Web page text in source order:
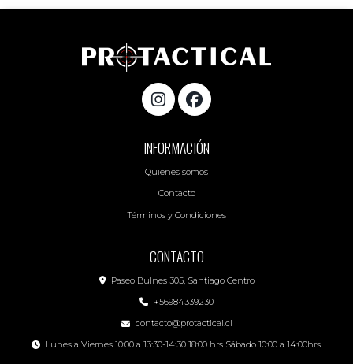
INFORMACIÓN
Quiénes somos
Contacto
Términos y Condiciones
CONTACTO
Paseo Bulnes 305, Santiago Centro
+56984339230
contacto@protactical.cl
Lunes a Viernes 10:00 a 13:30-14:30 18:00 hrs Sábado 10:00 a 14:00hrs.